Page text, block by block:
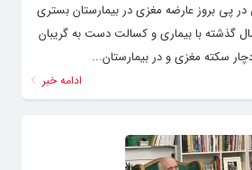
در پی بروز عارضه مغزی در بیمارستان بستری
گذشته با بیماری و کسالت دست به گریبان
ادامه خبر